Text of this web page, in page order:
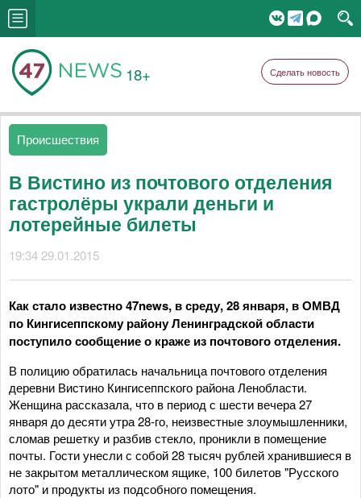
18+ Сделать новость
Происшествия
В Вистино из почтового отделения
гастролёры украли деньги и
лотерейные билеты
19:34 29.01.2015
Как стало известно 47news, в среду, 28 января, в ОМВД
по Кингисеппскому району Ленинградской области
поступило сообщение о краже из почтового отделения.
В полицию обратилась начальница почтового отделения
деревни Вистино Кингисеппского района Ленобласти.
Женщина рассказала, что в период с шести вечера 27
января до десяти утра 28-го, неизвестные злоумышленники,
сломав решетку и разбив стекло, проникли в помещение
почты. Гости унесли с собой 28 тысяч рублей хранившиеся в
не закрытом металлическом ящике, 100 билетов "Русского
лото" и продукты из подсобного помещения.